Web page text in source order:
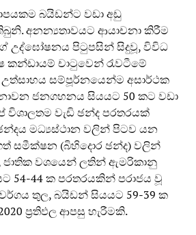
බයිඩන්ට වඩා අඩු
අනන්‍යතාවයට ආයාචනා කිරීම
උද්ඝෝෂනය පිටුපසින් සිදුවූ, විවිධ
කන්ඩායම් චාටුවෙන් රැවටීමේ
සම්පූර්නයෙන්ම අසාර්ථක
ජනගහනය සියයට 50 කට වඩා
විශාලතම වැඩි ඡන්ද පරතරයක්
මධ්‍යස්ථාන වලින් පිටව යන
සමීක්ෂන (බිහිදොර ඡන්ද) වලින්
ජාතික වශයෙන් ලතින් ඇමරිකානු
54-44 ක පරතරයකින් පරාජය වූ
තුල, බයිඩන් සියයට 59-39 ක
ප්‍රතිඵල ආපසු හැරීමකි.